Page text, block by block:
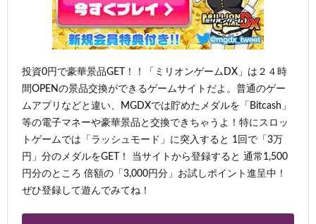
投資0円で豪華景品GET！！「ミリオンゲームDX」は２４時
間OPENの景品交換ができるゲームサイトだよ。普通のゲー
ムアプリなどと違い、MGDXでは貯めたメダルを「Bitcash」
等の電子マネーや豪華景品と交換できちゃうよ！特にスロッ
トゲームでは「ラッシュモード」に突入すると 1回で「3万
円」分のメダルをGET！ 当サイトから登録すると 通常1,500
円分のところ 倍額の「3,000円分」お試しポイント進呈中！
ぜひ登録して遊んでみてね！